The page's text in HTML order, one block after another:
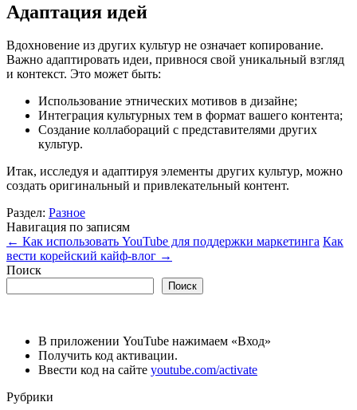
Адаптация идей
Вдохновение из других культур не означает копирование.
Важно адаптировать идеи, привнося свой уникальный взгляд
и контекст. Это может быть:
Использование этнических мотивов в дизайне;
Интеграция культурных тем в формат вашего контента;
Создание коллабораций с представителями других
культур.
Итак, исследуя и адаптируя элементы других культур, можно
создать оригинальный и привлекательный контент.
Раздел: Разное
Навигация по записям
← Как использовать YouTube для поддержки маркетинга Как
вести корейский кайф-влог →
Поиск
Поиск
В приложении YouTube нажимаем «Вход»
Получить код активации.
Ввести код на сайте youtube.com/activate
Рубрики